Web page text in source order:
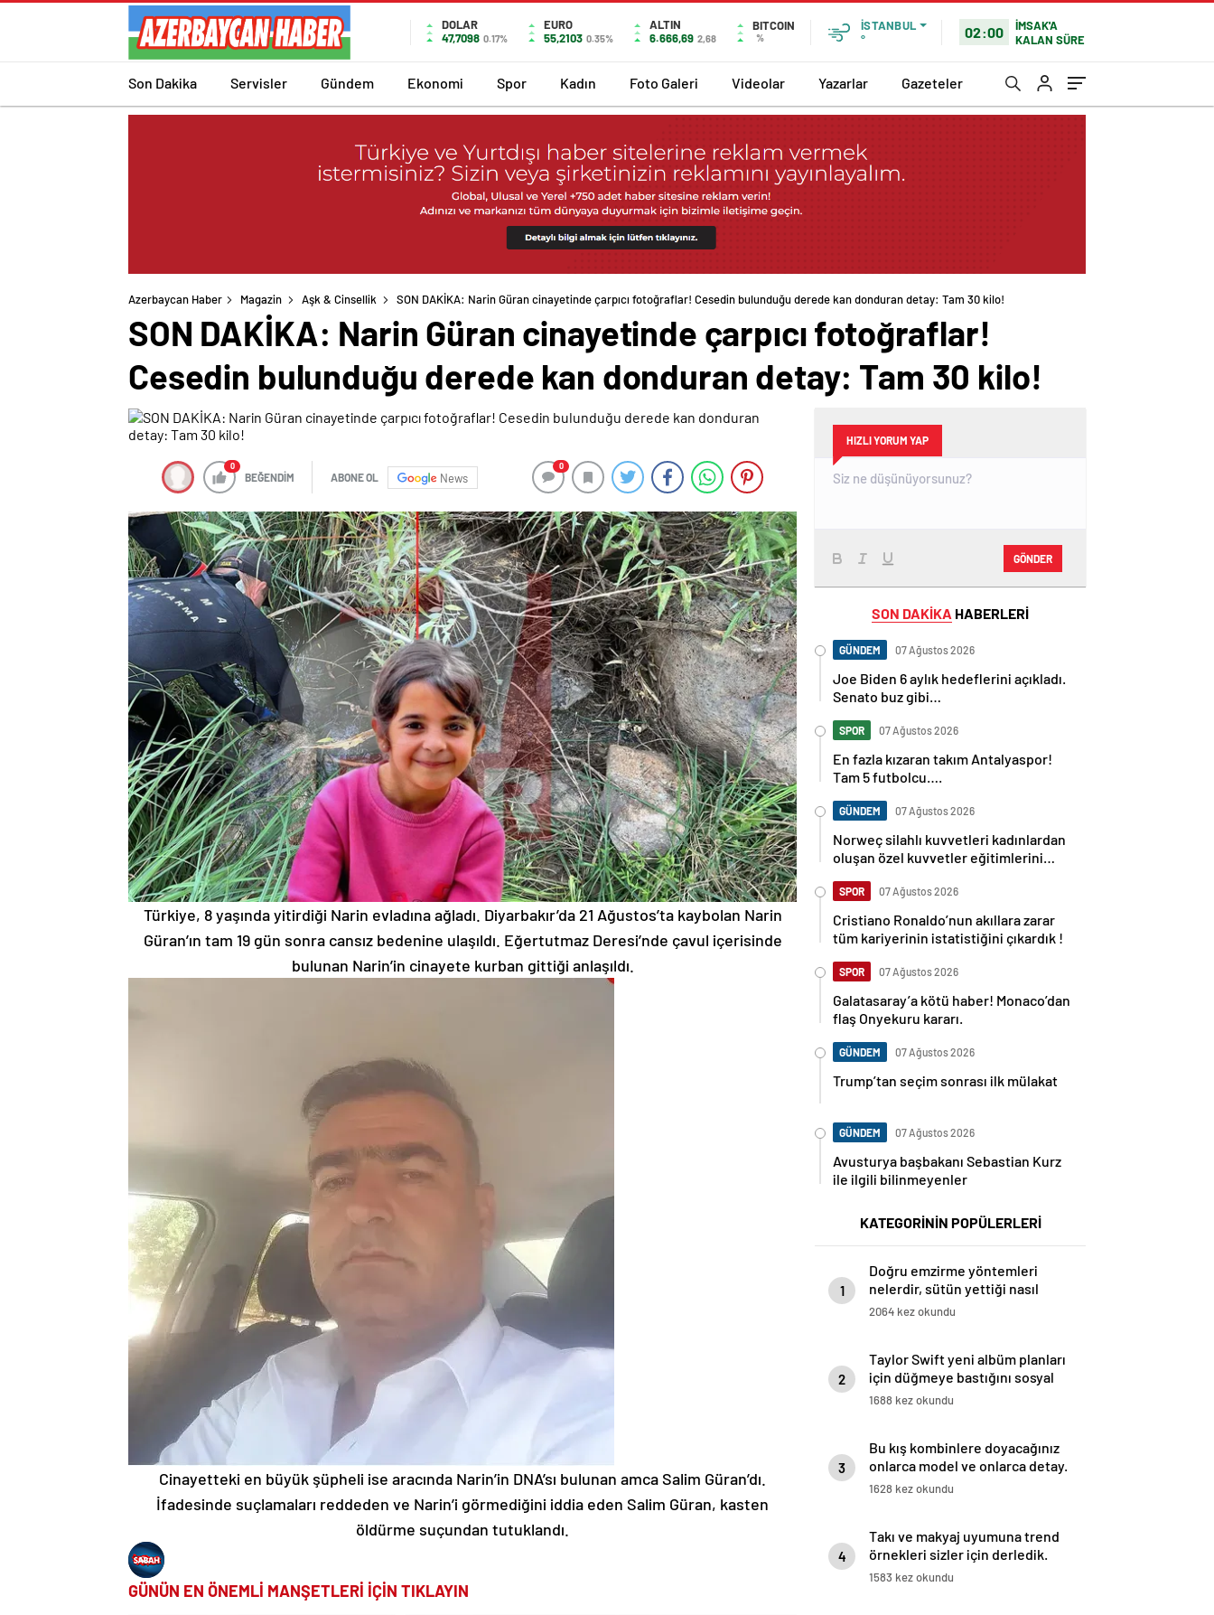
DOLAR
47,7098 0.17%
EURO
55,2103 0.35%
ALTIN
6.666,69 2,68
BITCOIN
%
İSTANBUL
°
02:00
İMSAK'A
KALAN SÜRE
Son Dakika Servisler Gündem Ekonomi Spor Kadın Foto Galeri Videolar Yazarlar Gazeteler
Azerbaycan Haber Magazin Aşk & Cinsellik SON DAKİKA: Narin Güran cinayetinde çarpıcı fotoğraflar! Cesedin bulunduğu derede kan donduran detay: Tam 30 kilo!
SON DAKİKA: Narin Güran cinayetinde çarpıcı fotoğraflar!
Cesedin bulunduğu derede kan donduran detay: Tam 30 kilo!
0
BEĞENDİM ABONE OL News
0
Türkiye, 8 yaşında yitirdiği Narin evladına ağladı. Diyarbakır’da 21 Ağustos’ta kaybolan Narin
Güran’ın tam 19 gün sonra cansız bedenine ulaşıldı. Eğertutmaz Deresi’nde çavul içerisinde
bulunan Narin’in cinayete kurban gittiği anlaşıldı.
Cinayetteki en büyük şüpheli ise aracında Narin’in DNA’sı bulunan amca Salim Güran’dı.
İfadesinde suçlamaları reddeden ve Narin’i görmediğini iddia eden Salim Güran, kasten
öldürme suçundan tutuklandı.
GÜNÜN EN ÖNEMLİ MANŞETLERİ İÇİN TIKLAYIN
HIZLI YORUM YAP
GÖNDER
SON DAKİKA HABERLERİ
GÜNDEM 07 Ağustos 2026
Joe Biden 6 aylık hedeflerini açıkladı.
Senato buz gibi…
SPOR 07 Ağustos 2026
En fazla kızaran takım Antalyaspor!
Tam 5 futbolcu….
GÜNDEM 07 Ağustos 2026
Norweç silahlı kuvvetleri kadınlardan
oluşan özel kuvvetler eğitimlerini
SPOR 07 Ağustos 2026
Cristiano Ronaldo’nun akıllara zarar
tüm kariyerinin istatistiğini çıkardık !
SPOR 07 Ağustos 2026
Galatasaray’a kötü haber! Monaco’dan
flaş Onyekuru kararı.
GÜNDEM 07 Ağustos 2026
Trump’tan seçim sonrası ilk mülakat
GÜNDEM 07 Ağustos 2026
Avusturya başbakanı Sebastian Kurz
ile ilgili bilinmeyenler
KATEGORİNİN POPÜLERLERİ
1
Doğru emzirme yöntemleri
nelerdir, sütün yettiği nasıl
anlaşılır?
2064 kez okundu
2
Taylor Swift yeni albüm planları
için düğmeye bastığını sosyal
medyadan duyurdu!
1688 kez okundu
3
Bu kış kombinlere doyacağınız
onlarca model ve onlarca detay.
1628 kez okundu
4
Takı ve makyaj uyumuna trend
örnekleri sizler için derledik.
1583 kez okundu